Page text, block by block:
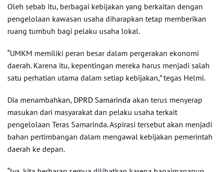
Oleh sebab itu, berbagai kebijakan yang berkaitan dengan
pengelolaan kawasan usaha diharapkan tetap memberikan
ruang tumbuh bagi pelaku usaha lokal.
“UMKM memiliki peran besar dalam pergerakan ekonomi
daerah. Karena itu, kepentingan mereka harus menjadi salah
satu perhatian utama dalam setiap kebijakan,” tegas Helmi.
Dia menambahkan, DPRD Samarinda akan terus menyerap
masukan dari masyarakat dan pelaku usaha terkait
pengelolaan Teras Samarinda. Aspirasi tersebut akan menjadi
bahan pertimbangan dalam mengawal kebijakan pemerintah
daerah ke depan.